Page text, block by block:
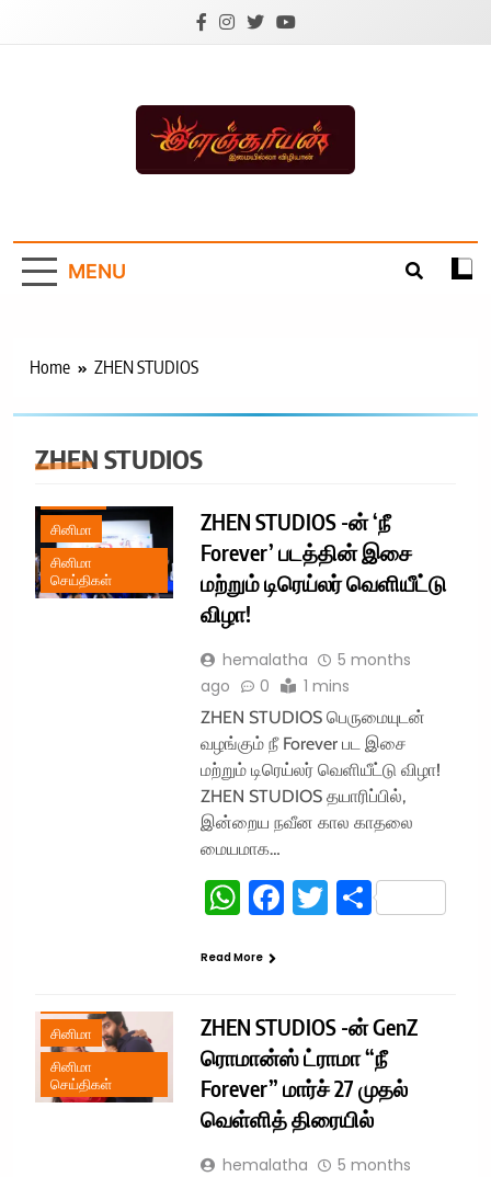
Tamil News |
Health | Tamil
Sports News
MENU
Home ZHEN STUDIOS
ZHEN STUDIOS
சினிமா
சினிமா
செய்திகள்
ZHEN STUDIOS -ன் ‘நீ
Forever’ படத்தின் இசை
மற்றும் டிரெய்லர் வெளியீட்டு
விழா!
hemalatha
5 months
ago
0 1 mins
ZHEN STUDIOS பெருமையுடன்
வழங்கும் நீ Forever பட இசை
மற்றும் டிரெய்லர் வெளியீட்டு விழா!
ZHEN STUDIOS தயாரிப்பில்,
இன்றைய நவீன கால காதலை
மையமாக…
WhatsApp
Facebook
TwitterShare
Read More
சினிமா
சினிமா
செய்திகள்
ZHEN STUDIOS -ன் GenZ
ரொமான்ஸ் ட்ராமா “நீ
Forever” மார்ச் 27 முதல்
வெள்ளித் திரையில்
hemalatha
5 months